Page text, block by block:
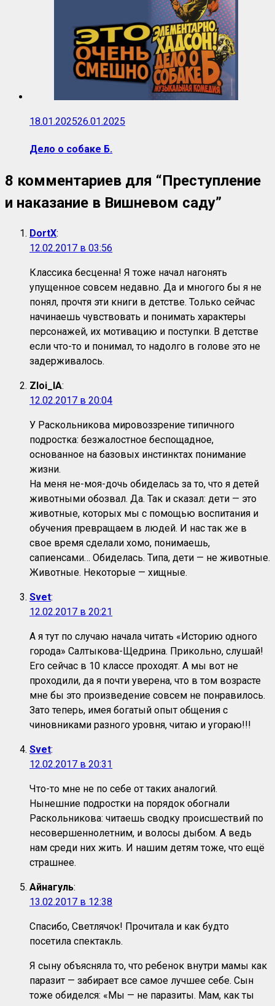
18.01.202526.01.2025
Дело о собаке Б.
8 комментариев для “Преступление
и наказание в Вишневом саду”
DortX:
12.02.2017 в 03:56
Классика бесценна! Я тоже начал нагонять
упущенное совсем недавно. Да и многого бы я не
понял, прочтя эти книги в детстве. Только сейчас
начинаешь чувствовать и понимать характеры
персонажей, их мотивацию и поступки. В детстве
если что-то и понимал, то надолго в голове это не
задерживалось.
Zloi_IA:
12.02.2017 в 20:04
У Раскольникова мировоззрение типичного
подростка: безжалостное беспощадное,
основанное на базовых инстинктах понимание
жизни.
На меня не-моя-дочь обиделась за то, что я детей
животными обозвал. Да. Так и сказал: дети — это
животные, которых мы с помощью воспитания и
обучения превращаем в людей. И нас так же в
свое время сделали хомо, понимаешь,
сапиенсами… Обиделась. Типа, дети — не животные.
Животные. Некоторые — хищные.
Svet:
12.02.2017 в 20:21
А я тут по случаю начала читать «Историю одного
города» Салтыкова-Щедрина. Прикольно, слушай!
Его сейчас в 10 классе проходят. А мы вот не
проходили, да я почти уверена, что в том возрасте
мне бы это произведение совсем не понравилось.
Зато теперь, имея богатый опыт общения с
чиновниками разного уровня, читаю и угораю!!!
Svet:
12.02.2017 в 20:31
Что-то мне не по себе от таких аналогий.
Нынешние подростки на порядок обогнали
Раскольникова: читаешь сводку происшествий по
несовершеннолетним, и волосы дыбом. А ведь
нам среди них жить. И нашим детям тоже, что ещё
страшнее.
Айнагуль:
13.02.2017 в 12:38
Спасибо, Светлячок! Прочитала и как будто
посетила спектакль.
Я сыну объясняла то, что ребенок внутри мамы как
паразит — забирает все самое лучшее себе. Сын
тоже обиделся: «Мы — не паразиты. Мам, как ты